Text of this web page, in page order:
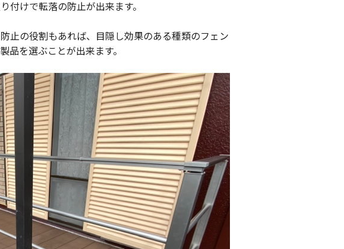
付けで転落の防止が出来ます。
止の役割もあれば、目隠し効果のある種類のフェン
品を選ぶことが出来ます。